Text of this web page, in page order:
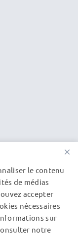
frais de port.
sont des
×
le contenu
de médias
accepter
nécessaires
sur
notre